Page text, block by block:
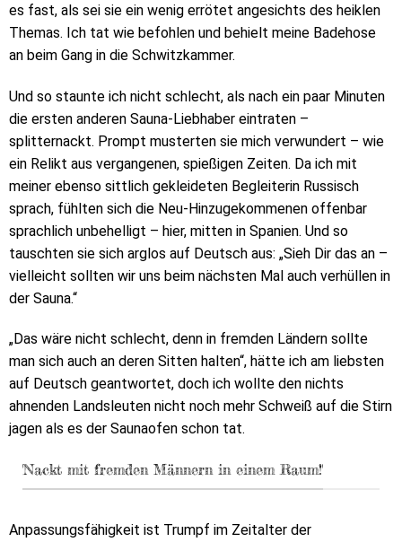
es fast, als sei sie ein wenig errötet angesichts des heiklen
Themas. Ich tat wie befohlen und behielt meine Badehose
an beim Gang in die Schwitzkammer.
Und so staunte ich nicht schlecht, als nach ein paar Minuten
die ersten anderen Sauna-Liebhaber eintraten –
splitternackt. Prompt musterten sie mich verwundert – wie
ein Relikt aus vergangenen, spießigen Zeiten. Da ich mit
meiner ebenso sittlich gekleideten Begleiterin Russisch
sprach, fühlten sich die Neu-Hinzugekommenen offenbar
sprachlich unbehelligt – hier, mitten in Spanien. Und so
tauschten sie sich arglos auf Deutsch aus: „Sieh Dir das an –
vielleicht sollten wir uns beim nächsten Mal auch verhüllen in
der Sauna.“
„Das wäre nicht schlecht, denn in fremden Ländern sollte
man sich auch an deren Sitten halten“, hätte ich am liebsten
auf Deutsch geantwortet, doch ich wollte den nichts
ahnenden Landsleuten nicht noch mehr Schweiß auf die Stirn
jagen als es der Saunaofen schon tat.
'Nackt mit fremden Männern in einem Raum!'
Anpassungsfähigkeit ist Trumpf im Zeitalter der